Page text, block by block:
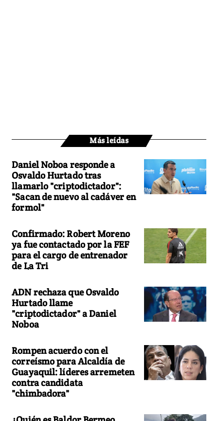
Más leídas
Daniel Noboa responde a
Osvaldo Hurtado tras
llamarlo "criptodictador":
"Sacan de nuevo al cadáver en
formol"
Confirmado: Robert Moreno
ya fue contactado por la FEF
para el cargo de entrenador
de La Tri
ADN rechaza que Osvaldo
Hurtado llame
"criptodictador" a Daniel
Noboa
Rompen acuerdo con el
correísmo para Alcaldía de
Guayaquil: líderes arremeten
contra candidata
"chimbadora"